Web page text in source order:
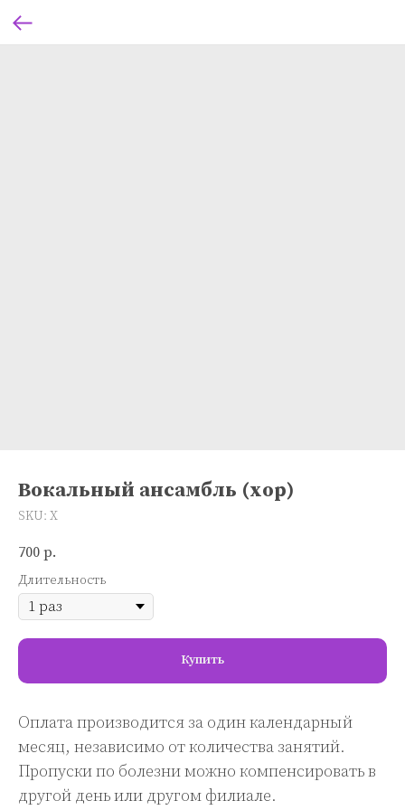
Вокальный ансамбль (хор)
SKU: Х
700 р.
Длительность
Купить
Оплата производится за один календарный
месяц, независимо от количества занятий.
Пропуски по болезни можно компенсировать в
другой день или другом филиале.